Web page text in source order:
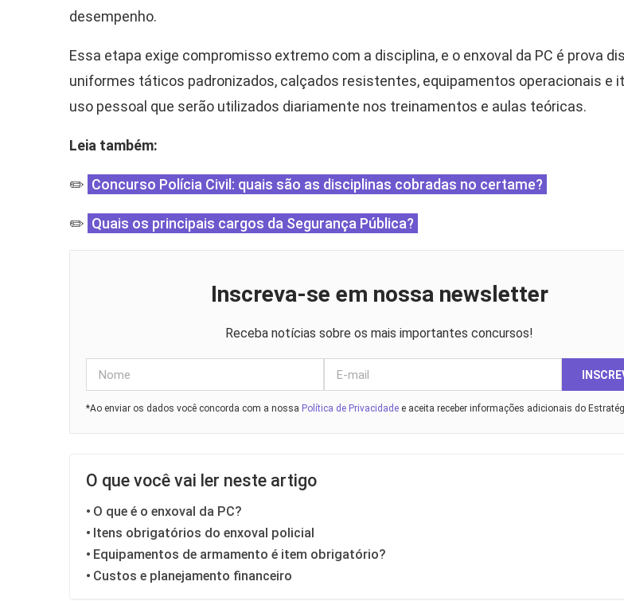
desempenho.
Essa etapa exige compromisso extremo com a disciplina, e o enxoval da PC é prova
uniformes táticos padronizados, calçados resistentes, equipamentos operacionais e
uso pessoal que serão utilizados diariamente nos treinamentos e aulas teóricas.
Leia também:
✏️ Concurso Polícia Civil: quais são as disciplinas cobradas no certame?
✏️ Quais os principais cargos da Segurança Pública?
Inscreva-se em nossa newsletter
Receba notícias sobre os mais importantes concursos!
*Ao enviar os dados você concorda com a nossa Política de Privacidade e aceita receber informações adicionais do
O que você vai ler neste artigo
O que é o enxoval da PC?
Itens obrigatórios do enxoval policial
Equipamentos de armamento é item obrigatório?
Custos e planejamento financeiro